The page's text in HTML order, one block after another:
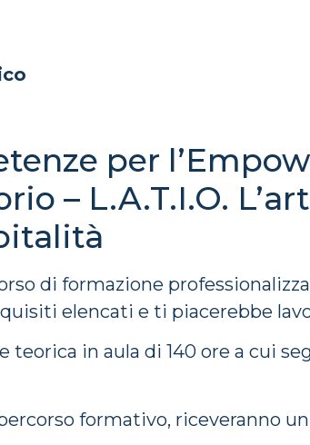
per
– L.A.T.I.O.
di formazione
elencati e ti piacerebbe
teorica in aula di 140 ore a cui
formativo, riceveranno